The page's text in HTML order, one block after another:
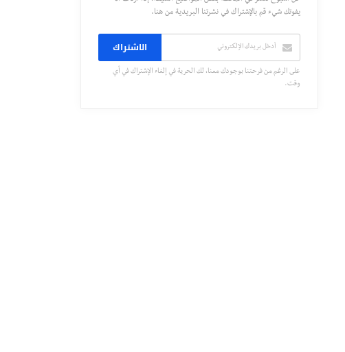
يفوتك شيء قم بالإشتراك في نشرتنا البريدية من هنا.
الاشتراك
على الرغم من فرحتنا بوجودك معنا، لك الحرية في إلغاء الإشتراك في أي
وقت.